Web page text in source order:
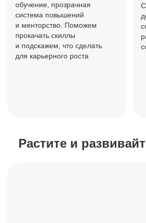
обучение, прозрачная
система повышений
и менторство. Поможем
прокачать скиллы
и подскажем, что сделать
для карьерного роста
Растите и